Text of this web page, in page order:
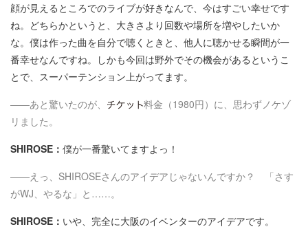
顔が見えるところでのライブが好きなんで、今はすごい幸せです
ね。どちらかというと、大きさより回数や場所を増やしたいか
な。僕は作った曲を自分で聴くときと、他人に聴かせる瞬間が一
番幸せなんですね。しかも今回は野外でその機会があるというこ
とで、スーパーテンション上がってます。
――あと驚いたのが、
料金（1980円）に、思わずノケゾ
リました。
SHIROSE： 僕が一番驚いてますよっ！
――えっ、SHIROSEさんのアイデアじゃないんですか？ 「さす
がWJ、やるな」と……。
SHIROSE： いや、完全に大阪のイベンターのアイデアです。